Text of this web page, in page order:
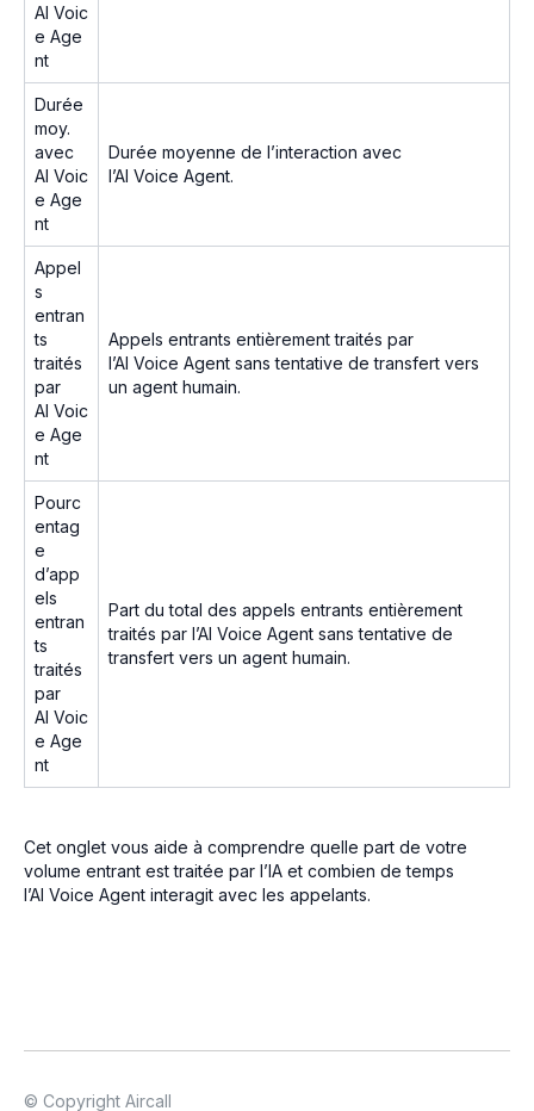
AI Voic
e Age
nt
Durée
moy.
avec
AI Voic
e Age
nt
Durée moyenne de l’interaction avec
l’AI Voice Agent.
Appel
s
entran
ts
traités
par
AI Voic
e Age
nt
Appels entrants entièrement traités par
l’AI Voice Agent sans tentative de transfert vers
un agent humain.
Pourc
entag
e
d’app
els
entran
ts
traités
par
AI Voic
e Age
nt
Part du total des appels entrants entièrement
traités par l’AI Voice Agent sans tentative de
transfert vers un agent humain.
Cet onglet vous aide à comprendre quelle part de votre
volume entrant est traitée par l’IA et combien de temps
l’AI Voice Agent interagit avec les appelants.
© Copyright Aircall